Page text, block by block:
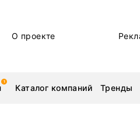
О проекте
Каталог компаний Тренды